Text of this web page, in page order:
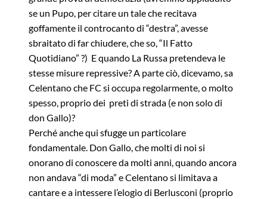
se un Pupo, per citare un tale che recitava
goffamente il controcanto di “destra”, avesse
sbraitato di far chiudere, che so, “Il Fatto
Quotidiano” ?) E quando La Russa pretendeva le
stesse misure repressive? A parte ciò, dicevamo, sa
Celentano che FC si occupa regolarmente, o molto
spesso, proprio dei preti di strada (e non solo di
don Gallo)?
Perché anche qui sfugge un particolare
fondamentale. Don Gallo, che molti di noi si
onorano di conoscere da molti anni, quando ancora
non andava “di moda” e Celentano si limitava a
cantare e a intessere l’elogio di Berlusconi (proprio